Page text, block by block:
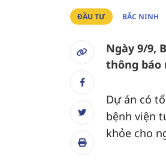
ĐẦU TƯ BẮC NINH
Ngày 9/9,
thông báo
Dự án có
bệnh viện
khỏe cho